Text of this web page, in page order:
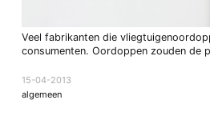
Veel fabrikanten die
consumenten. Oordoppen zouden de
15-04-2013
algemeen